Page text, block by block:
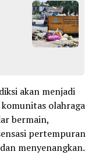
akan menjadi
olahraga
bermain,
pertempuran
menyenangkan.